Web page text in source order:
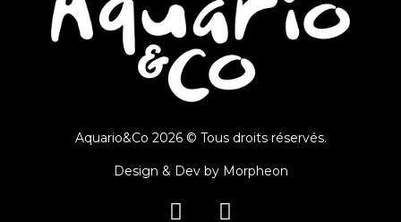
Aquario&Co 2026 © Tous droits réservés.
Design & Dev by Morpheon